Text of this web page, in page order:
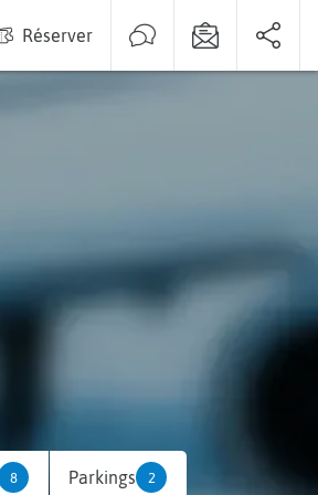
Réserver
8 Parkings 2